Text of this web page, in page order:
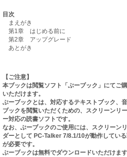
目次
まえがき
第1章 はじめる前に
第2章 アップグレード
あとがき
【ご注意】
本ブックは閲覧ソフト「ぶーブック」にてご
いただけます。
ぶーブックとは、対応するテキストブック、
ブックを閲覧いただくための、スクリーンリ
ー対応の読書ソフトです。
なお、ぶーブックのご使用には、スクリーン
ダーとして PC-Talker 7/8.1/10が動作してい
が必要です。
ぶーブックは無料でダウンロードいただけま